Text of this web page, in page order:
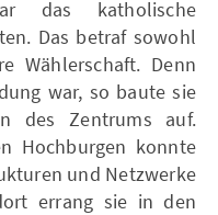
das katholische
Das betraf sowohl
Wählerschaft. Denn
war, so baute sie
des Zentrums auf.
Hochburgen konnte
und Netzwerke
errang sie in den